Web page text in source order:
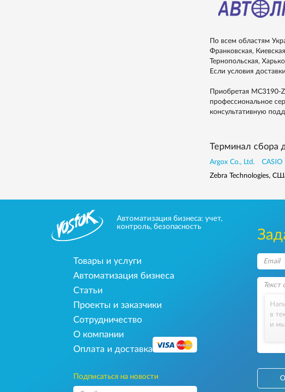
По всем областям
Франковская,
Тернопольская,
Если условия
Приобретая
профессиональное
консультативную
Терминал сбора
Argox Co., Ltd. CASIO
Zebra Technologies,
Автоматизация бизнеса: учет,
контроль, безопасность
Товары и услуги
Автоматизация бизнеса
Статьи
Проекты и заказчики
Сотрудничество
О компании
Оплата и доставка
Подписаться на новости
в
и